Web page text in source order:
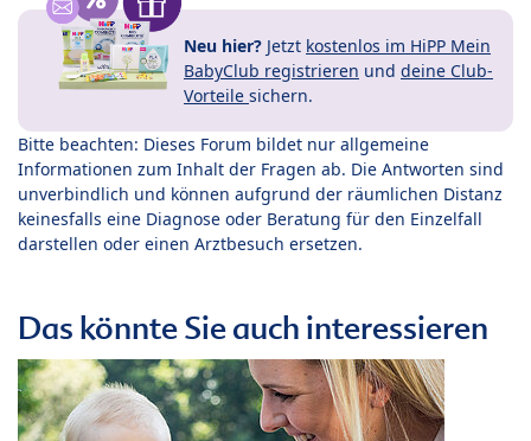
Neu hier? Jetzt kostenlos im HiPP Mein
BabyClub registrieren und deine Club-
Vorteile sichern.
Bitte beachten: Dieses Forum bildet nur allgemeine
Informationen zum Inhalt der Fragen ab. Die Antworten sind
unverbindlich und können aufgrund der räumlichen Distanz
keinesfalls eine Diagnose oder Beratung für den Einzelfall
darstellen oder einen Arztbesuch ersetzen.
Das könnte Sie auch interessieren